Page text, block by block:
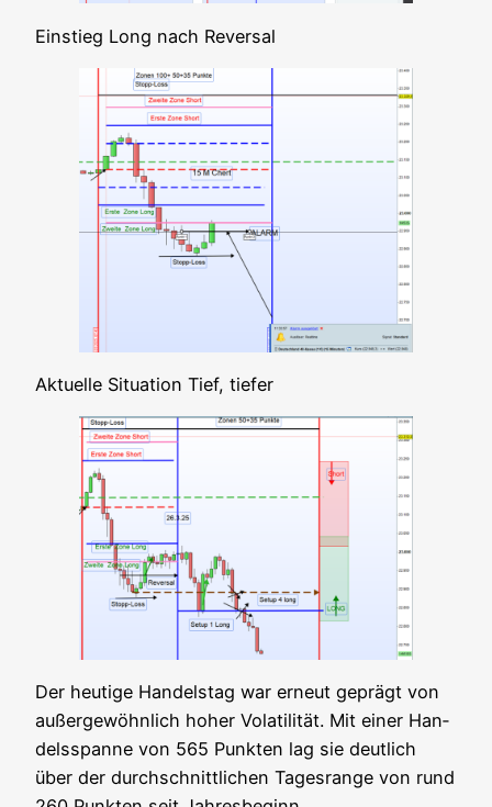
Ein­stieg Long nach Reversal
Aktu­el­le Situa­ti­on Tief, tiefer
Der heu­ti­ge Han­dels­tag war erneut geprägt von
außer­ge­wöhn­lich hoher Vola­ti­li­tät. Mit einer Han­
dels­span­ne von 565 Punk­ten lag sie deut­lich
über der durch­schnitt­li­chen Tages­ran­ge von rund